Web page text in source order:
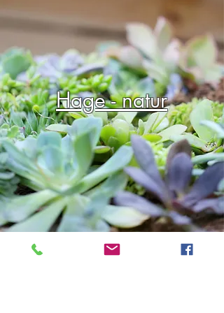
Hage - natur